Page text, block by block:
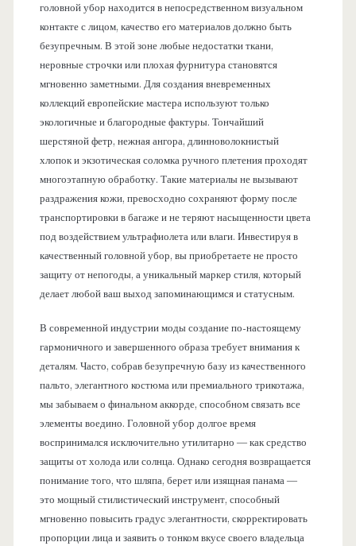
головной убор находится в непосредственном визуальном
контакте с лицом, качество его материалов должно быть
безупречным. В этой зоне любые недостатки ткани,
неровные строчки или плохая фурнитура становятся
мгновенно заметными. Для создания вневременных
коллекций европейские мастера используют только
экологичные и благородные фактуры. Тончайший
шерстяной фетр, нежная ангора, длинноволокнистый
хлопок и экзотическая соломка ручного плетения проходят
многоэтапную обработку. Такие материалы не вызывают
раздражения кожи, превосходно сохраняют форму после
транспортировки в багаже и не теряют насыщенности цвета
под воздействием ультрафиолета или влаги. Инвестируя в
качественный головной убор, вы приобретаете не просто
защиту от непогоды, а уникальный маркер стиля, который
делает любой ваш выход запоминающимся и статусным.
В современной индустрии моды создание по-настоящему
гармоничного и завершенного образа требует внимания к
деталям. Часто, собрав безупречную базу из качественного
пальто, элегантного костюма или премиального трикотажа,
мы забываем о финальном аккорде, способном связать все
элементы воедино. Головной убор долгое время
воспринимался исключительно утилитарно — как средство
защиты от холода или солнца. Однако сегодня возвращается
понимание того, что шляпа, берет или изящная панама —
это мощный стилистический инструмент, способный
мгновенно повысить градус элегантности, скорректировать
пропорции лица и заявить о тонком вкусе своего владельца